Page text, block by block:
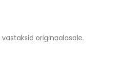
originaalosale.